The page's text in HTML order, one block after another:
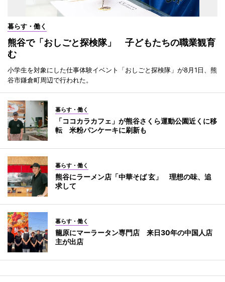
暮らす・働く
熊谷で「おしごと探検隊」 子どもたちの職業観育
む
小学生を対象にした仕事体験イベント「おしごと探検隊」が8月1日、熊
谷市鎌倉町周辺で行われた。
暮らす・働く
「ココカラカフェ」が熊谷さくら運動公園近くに移
転 米粉パンケーキに刷新も
暮らす・働く
熊谷にラーメン店「中華そば 玄」 理想の味、追
求して
暮らす・働く
籠原にマーラータン専門店 来日30年の中国人店
主が出店